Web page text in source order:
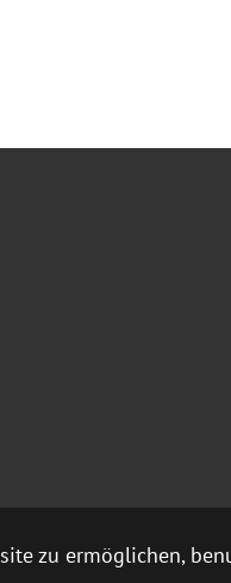
zu ermöglichen,